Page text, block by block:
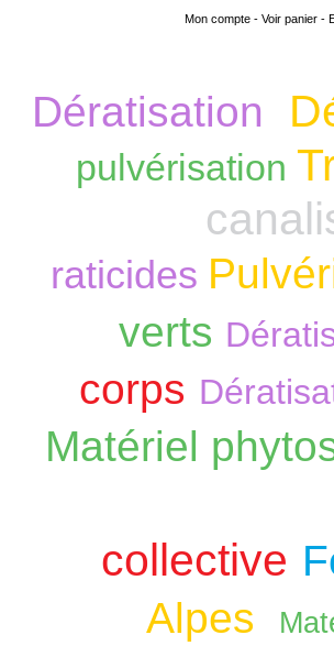
Mon compte - Voir panier -
Dératisation
pulvérisation
raticides
verts
corps
Matériel
collective
Alpes